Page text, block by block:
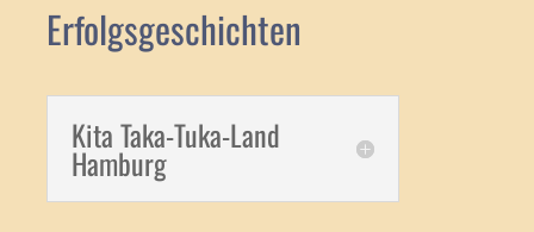
Erfolgsgeschichten
Kita Taka-Tuka-Land
Hamburg